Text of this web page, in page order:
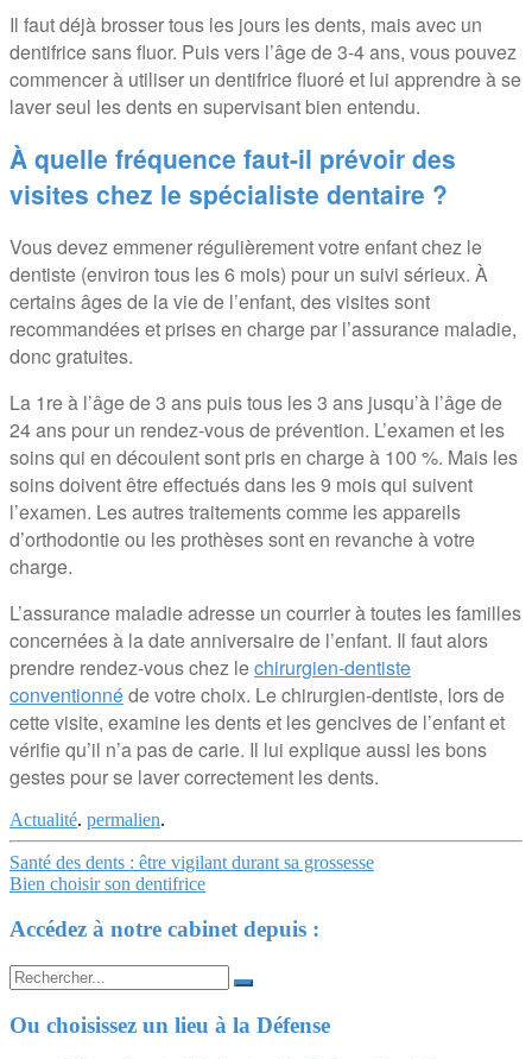
Il faut déjà brosser tous les jours les dents, mais avec un
dentifrice sans fluor. Puis vers l’âge de 3-4 ans, vous pouvez
commencer à utiliser un dentifrice fluoré et lui apprendre à se
laver seul les dents en supervisant bien entendu.
À quelle fréquence faut-il prévoir des
visites chez le spécialiste dentaire ?
Vous devez emmener régulièrement votre enfant chez le
dentiste (environ tous les 6 mois) pour un suivi sérieux. À
certains âges de la vie de l’enfant, des visites sont
recommandées et prises en charge par l’assurance maladie,
donc gratuites.
La 1re à l’âge de 3 ans puis tous les 3 ans jusqu’à l’âge de
24 ans pour un rendez-vous de prévention. L’examen et les
soins qui en découlent sont pris en charge à 100 %. Mais les
soins doivent être effectués dans les 9 mois qui suivent
l’examen. Les autres traitements comme les appareils
d’orthodontie ou les prothèses sont en revanche à votre
charge.
L’assurance maladie adresse un courrier à toutes les familles
concernées à la date anniversaire de l’enfant. Il faut alors
prendre rendez-vous chez lechirurgien-dentiste
conventionnéde votre choix. Le chirurgien-dentiste, lors de
cette visite, examine les dents et les gencives de l’enfant et
vérifie qu’il n’a pas de carie. Il lui explique aussi les bons
gestes pour se laver correctement les dents.
Actualité. permalien.
Navigation
Article
Santé des dents : être vigilant durant sa grossesse
Bien choisir son dentifrice
Accédez à notre cabinet depuis :
Search
for:
Ou choisissez un lieu à la Défense